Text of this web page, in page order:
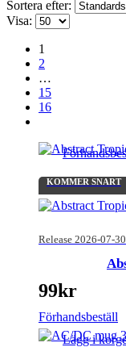
Sortera efter:
Visa:
1
2
…
15
16
KOMMER SNART
Release 2026-07-30
99kr
Förhandsbeställ
Lägg i